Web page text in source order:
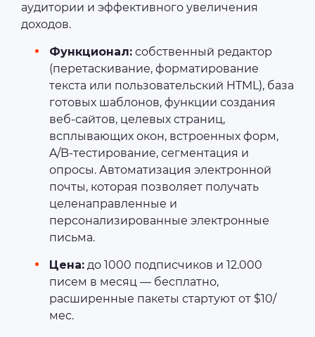
аудитории и эффективного увеличения
доходов.
Функционал: собственный редактор
(перетаскивание, форматирование
текста или пользовательский HTML), база
готовых шаблонов, функции создания
веб-сайтов, целевых страниц,
всплывающих окон, встроенных форм,
A/B-тестирование, сегментация и
опросы. Автоматизация электронной
почты, которая позволяет получать
целенаправленные и
персонализированные электронные
письма.
Цена: до 1000 подписчиков и 12.000
писем в месяц — бесплатно,
расширенные пакеты стартуют от $10/
мес.